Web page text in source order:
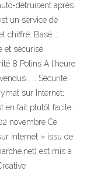
détruisent après
un service de
chiffré. Basé …
sécurisé.
8 Potins A l’heure
, … Sécurité
sur Internet;
fait plutôt facile .
novembre Ce
Internet » issu de
est mis à